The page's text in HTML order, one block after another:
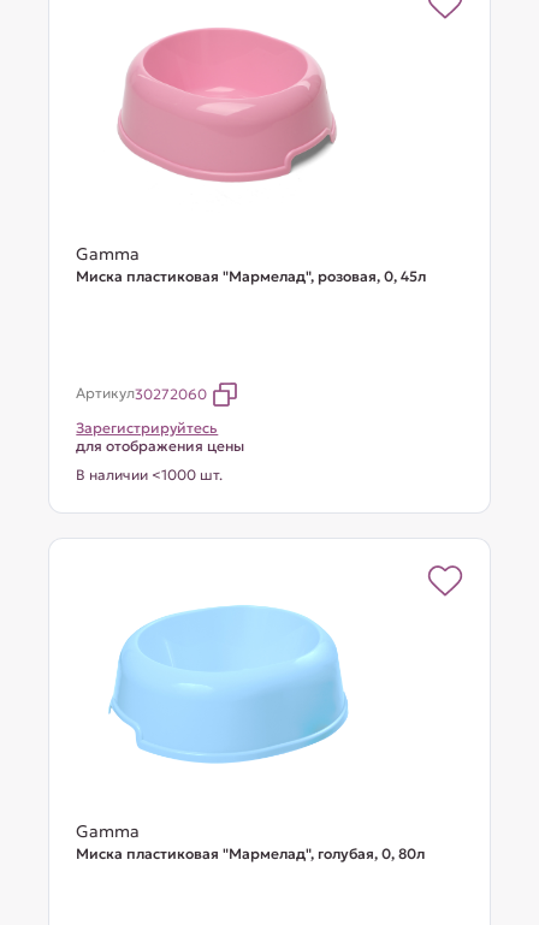
Gamma
Миска пластиковая "Мармелад", розовая, 0, 45л
Артикул30272060
Зарегистрируйтесь
для отображения цены
В наличии <1000 шт.
Gamma
Миска пластиковая "Мармелад", голубая, 0, 80л